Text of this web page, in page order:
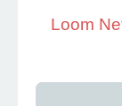
Loom